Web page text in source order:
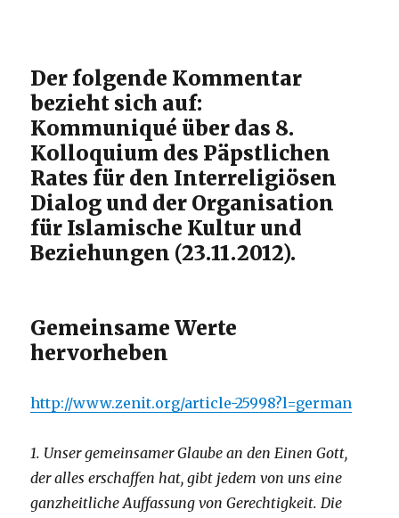
Der folgende Kommentar
bezieht sich auf:
Kommuniqué über das 8.
Kolloquium des Päpstlichen
Rates für den Interreligiösen
Dialog und der Organisation
für Islamische Kultur und
Beziehungen (23.11.2012).
Gemeinsame Werte
hervorheben
http://www.zenit.org/article-25998?l=german
1. Unser gemeinsamer Glaube an den Einen Gott,
der alles erschaffen hat, gibt jedem von uns eine
ganzheitliche Auffassung von Gerechtigkeit. Die